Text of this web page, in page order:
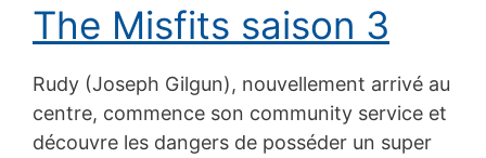
The Misfits saison 3
Rudy (Joseph Gilgun), nouvellement arrivé au
centre, commence son community service et
découvre les dangers de posséder un super